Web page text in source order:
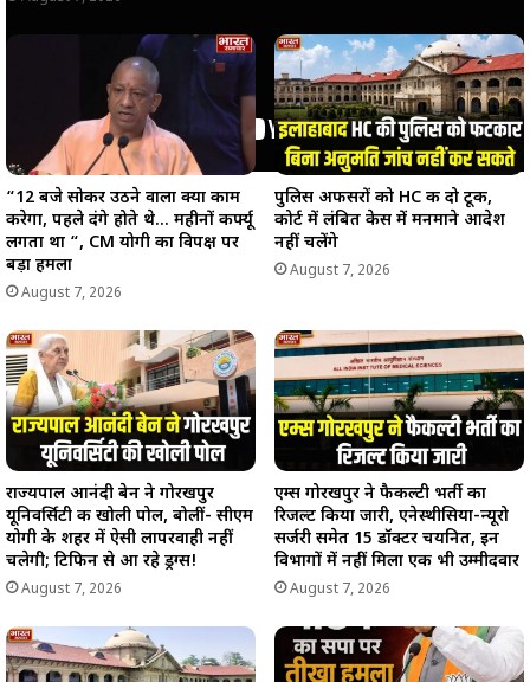
“12 बजे सोकर उठने वाला क्या काम
करेगा, पहले दंगे होते थे… महीनों कर्फ्यू
लगता था “, CM योगी का विपक्ष पर
बड़ा हमला
August 7, 2026
पुलिस अफसरों को HC की दो टूक,
कोर्ट में लंबित केस में मनमाने आदेश
नहीं चलेंगे
August 7, 2026
राज्यपाल आनंदी बेन ने गोरखपुर
यूनिवर्सिटी की खोली पोल, बोलीं- सीएम
योगी के शहर में ऐसी लापरवाही नहीं
चलेगी; टिफिन से आ रहे ड्रग्स!
August 7, 2026
एम्स गोरखपुर ने फैकल्टी भर्ती का
रिजल्ट किया जारी, एनेस्थीसिया-न्यूरो
सर्जरी समेत 15 डॉक्टर चयनित, इन
विभागों में नहीं मिला एक भी उम्मीदवार
August 7, 2026